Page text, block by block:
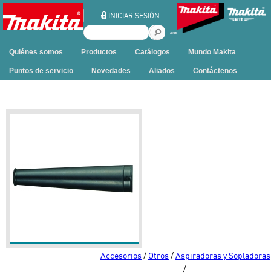
INICIAR SESIÓN
B
s
a
e
e
s
Accesorios/ Otros/Aspiradoras y Sopladoras
/
Quiénes somos Productos Catálogos Mundo Makita
Puntos de servicio Novedades Aliados Contáctenos